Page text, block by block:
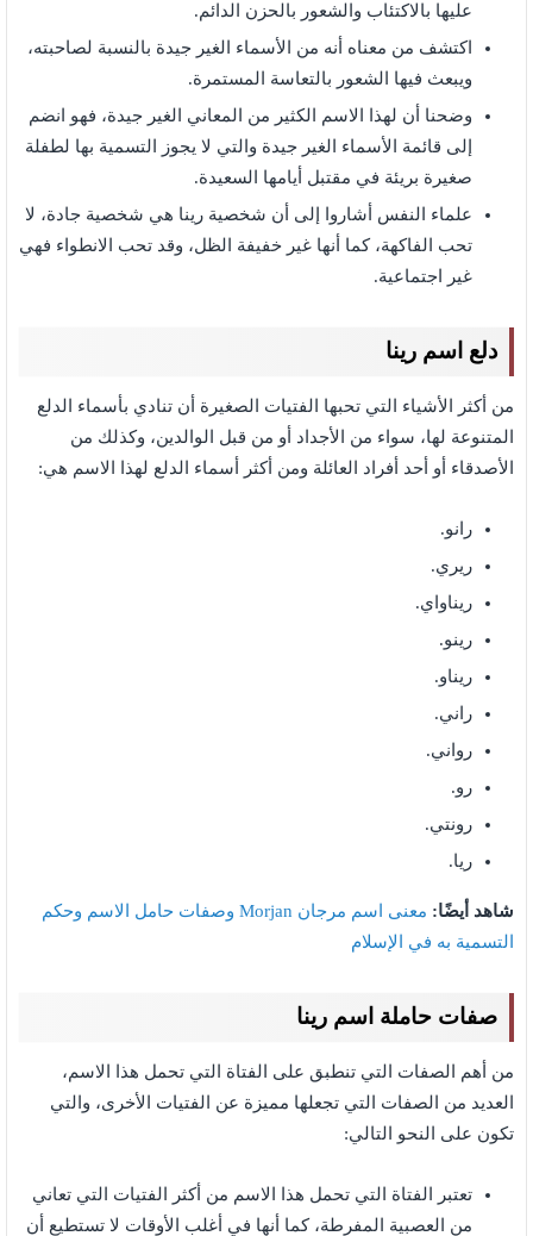
عليها بالاكتئاب والشعور بالحزن الدائم.
اكتشف من معناه أنه من الأسماء الغير جيدة بالنسبة لصاحبته،
ويبعث فيها الشعور بالتعاسة المستمرة.
وضحنا أن لهذا الاسم الكثير من المعاني الغير جيدة، فهو انضم
إلى قائمة الأسماء الغير جيدة والتي لا يجوز التسمية بها لطفلة
صغيرة بريئة في مقتبل أيامها السعيدة.
علماء النفس أشاروا إلى أن شخصية رينا هي شخصية جادة، لا
تحب الفاكهة، كما أنها غير خفيفة الظل، وقد تحب الانطواء فهي
غير اجتماعية.
دلع اسم رينا
من أكثر الأشياء التي تحبها الفتيات الصغيرة أن تنادي بأسماء الدلع
المتنوعة لها، سواء من الأجداد أو من قبل الوالدين، وكذلك من
الأصدقاء أو أحد أفراد العائلة ومن أكثر أسماء الدلع لهذا الاسم هي:
رانو.
ريري.
ريناواي.
رينو.
ريناو.
راني.
رواني.
رو.
رونتي.
ريا.
شاهد أيضًا:
معنى اسم مرجان Morjan وصفات حامل الاسم وحكم
التسمية به في الإسلام
صفات حاملة اسم رينا
من أهم الصفات التي تنطبق على الفتاة التي تحمل هذا الاسم،
العديد من الصفات التي تجعلها مميزة عن الفتيات الأخرى، والتي
تكون على النحو التالي:
تعتبر الفتاة التي تحمل هذا الاسم من أكثر الفتيات التي تعاني
من العصبية المفرطة، كما أنها في أغلب الأوقات لا تستطيع أن